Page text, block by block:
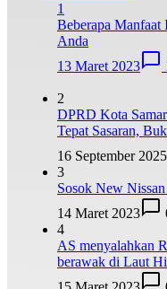
1
Beberapa Manfaat
Anda
13 Maret 2023
2
DPRD Kota
Tepat Sasaran,
16 September 2025
3
Sosok New
14 Maret 2023
4
AS menyalahkan
berawak di Laut